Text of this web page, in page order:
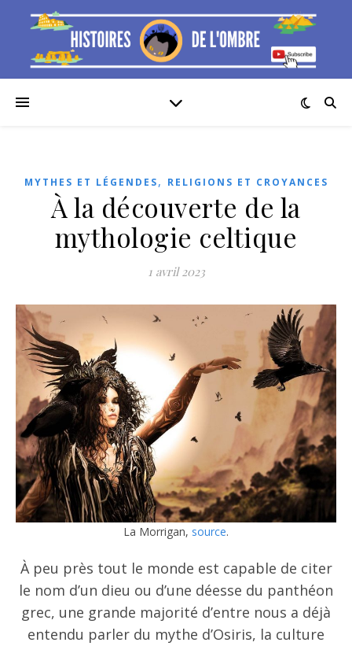
MYTHES ET LÉGENDES, RELIGIONS ET CROYANCES
À la découverte de la
mythologie celtique
1 avril 2023
La Morrigan, source.
À peu près tout le monde est capable de citer
le nom d’un dieu ou d’une déesse du panthéon
grec, une grande majorité d’entre nous a déjà
entendu parler du mythe d’Osiris, la culture